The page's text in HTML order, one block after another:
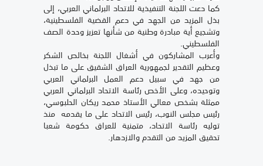
كما دعت اللجنة التنفيذية للاتحاد البرلماني العربي، إلى
بذل المزيد من الجهد في دعم القضية الفلسطينية،
وتشجيع أية مبادرة وطنية من شأنها تعزيز وحدة الصف
الفلسطيني.
وأعرب المشاركون في أشغال اللجنة بخالص الشكر
وعظيم التقدير لجمهورية العراق الشقيق على ما تبذل
من جهد في سبيل دعم العمل البرلماني العربي
وتوحيده، وعلى الأخص رئاسة الاتحاد البرلماني العربي
ممثلة بشخص معالي الأستاذ محمد ريكان الحلبوسي،
رئيس مجلس النوب، رئيس الاتحاد على ما يقدمه منذ
توليه رئاسة الاتحاد، متمنية للعراق حكومة شعبا
تحقيق المزيد من التقدم والازدهار.